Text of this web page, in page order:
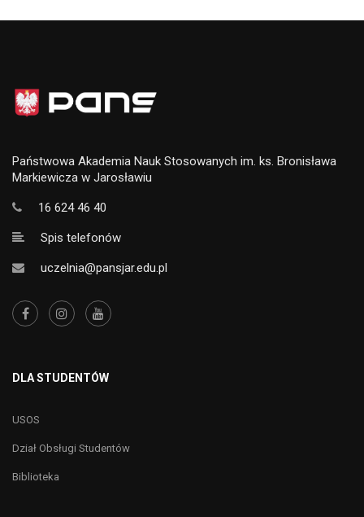
Państwowa Akademia Nauk Stosowanych im. ks. Bronisława
Markiewicza w Jarosławiu
16 624 46 40
Spis telefonów
uczelnia@pansjar.edu.pl
DLA STUDENTÓW
USOS
Dział Obsługi Studentów
Biblioteka